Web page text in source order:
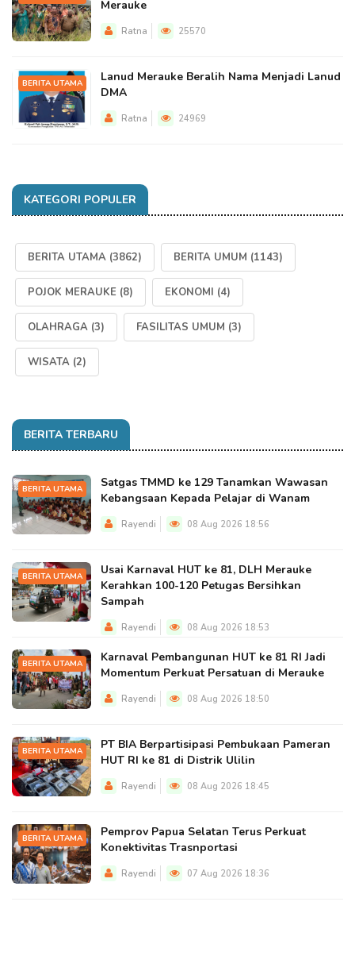
Merauke
Ratna 25570
BERITA UTAMA
Lanud Merauke Beralih Nama Menjadi Lanud
DMA
Ratna 24969
KATEGORI POPULER
BERITA UTAMA (3862) BERITA UMUM (1143)
POJOK MERAUKE (8) EKONOMI (4)
OLAHRAGA (3) FASILITAS UMUM (3)
WISATA (2)
BERITA TERBARU
BERITA UTAMA
Satgas TMMD ke 129 Tanamkan Wawasan
Kebangsaan Kepada Pelajar di Wanam
Rayendi 08 Aug 2026 18:56
BERITA UTAMA
Usai Karnaval HUT ke 81, DLH Merauke
Kerahkan 100-120 Petugas Bersihkan
Sampah
Rayendi 08 Aug 2026 18:53
BERITA UTAMA
Karnaval Pembangunan HUT ke 81 RI Jadi
Momentum Perkuat Persatuan di Merauke
Rayendi 08 Aug 2026 18:50
BERITA UTAMA
PT BIA Berpartisipasi Pembukaan Pameran
HUT RI ke 81 di Distrik Ulilin
Rayendi 08 Aug 2026 18:45
BERITA UTAMA
Pemprov Papua Selatan Terus Perkuat
Konektivitas Trasnportasi
Rayendi 07 Aug 2026 18:36